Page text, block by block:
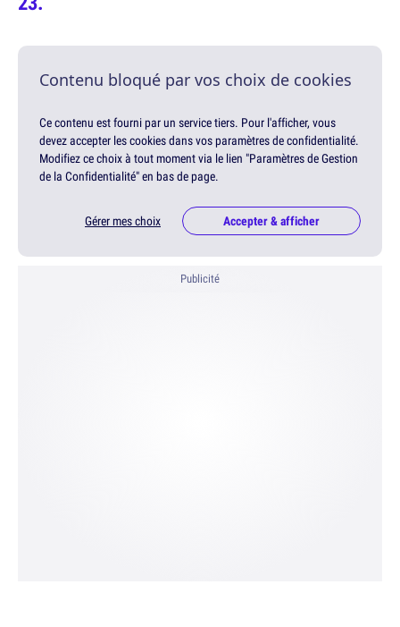
Contenu bloqué par vos choix de cookies
Ce contenu est fourni par un service tiers. Pour l'afficher, vous
devez accepter les cookies dans vos paramètres de confidentialité.
Modifiez ce choix à tout moment via le lien "Paramètres de Gestion
de la Confidentialité" en bas de page.
Gérer mes choix Accepter & afficher
Publicité